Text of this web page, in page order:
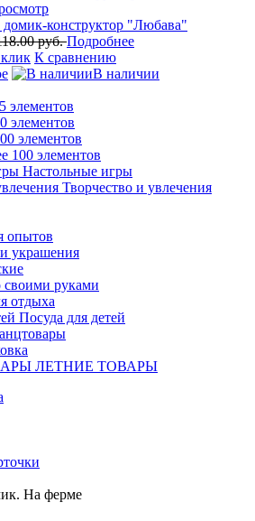
конструктор "Любава"
руб.Подробнее
К сравнению
В наличии
элементов
элементов
элементов
100 элементов
Настольные игры
Творчество и увлечения
опытов
украшения
своими руками
отдыха
Посуда для детей
ЛЕТНИЕ ТОВАРЫ
На ферме